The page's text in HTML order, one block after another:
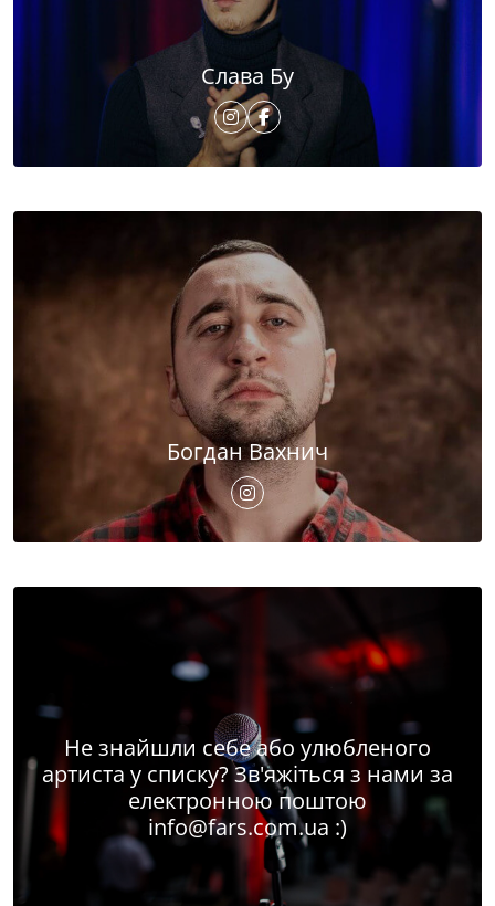
Слава Бу
Богдан Вахнич
Не знайшли себе або улюбленого
артиста у списку? Зв'яжіться з нами за
електронною поштою
info@fars.com.ua :)